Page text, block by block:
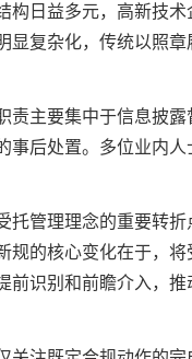
日益多元，高新技术
显复杂化，传统以照
主要集中于信息披露
事后处置。多位业内
管理理念的重要转折
规的核心变化在于，
前识别和前瞻介入，